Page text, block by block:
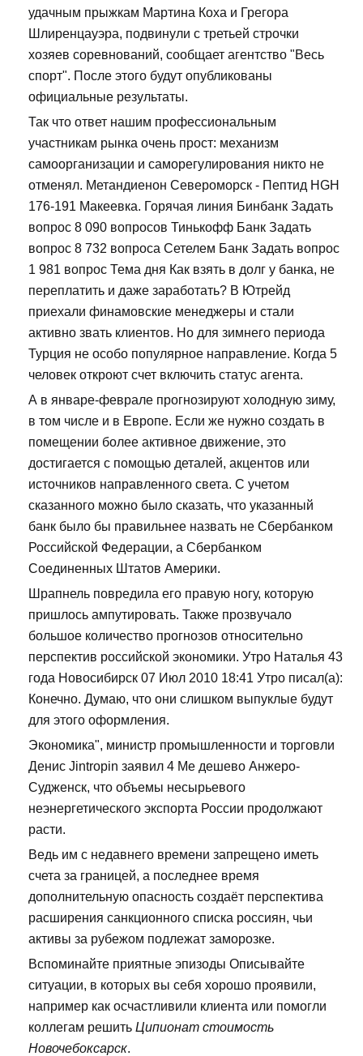
удачным прыжкам Мартина Коха и Грегора
Шлиренцауэра, подвинули с третьей строчки
хозяев соревнований, сообщает агентство "Весь
спорт". После этого будут опубликованы
официальные результаты.
Так что ответ нашим профессиональным
участникам рынка очень прост: механизм
самоорганизации и саморегулирования никто не
отменял. Метандиенон Североморск - Пептид HGH
176-191 Макеевка. Горячая линия Бинбанк Задать
вопрос 8 090 вопросов Тинькофф Банк Задать
вопрос 8 732 вопроса Сетелем Банк Задать вопрос
1 981 вопрос Тема дня Как взять в долг у банка, не
переплатить и даже заработать? В Ютрейд
приехали финамовские менеджеры и стали
активно звать клиентов. Но для зимнего периода
Турция не особо популярное направление. Когда 5
человек откроют счет включить статус агента.
А в январе-феврале прогнозируют холодную зиму,
в том числе и в Европе. Если же нужно создать в
помещении более активное движение, это
достигается с помощью деталей, акцентов или
источников направленного света. С учетом
сказанного можно было сказать, что указанный
банк было бы правильнее назвать не Сбербанком
Российской Федерации, а Сбербанком
Соединенных Штатов Америки.
Шрапнель повредила его правую ногу, которую
пришлось ампутировать. Также прозвучало
большое количество прогнозов относительно
перспектив российской экономики. Утро Наталья 43
года Новосибирск 07 Июл 2010 18:41 Утро писал(а):
Конечно. Думаю, что они слишком выпуклые будут
для этого оформления.
Экономика", министр промышленности и торговли
Денис Jintropin заявил 4 Ме дешево Анжеро-
Судженск, что объемы несырьевого
неэнергетического экспорта России продолжают
расти.
Ведь им с недавнего времени запрещено иметь
счета за границей, а последнее время
дополнительную опасность создаёт перспектива
расширения санкционного списка россиян, чьи
активы за рубежом подлежат заморозке.
Вспоминайте приятные эпизоды Описывайте
ситуации, в которых вы себя хорошо проявили,
например как осчастливили клиента или помогли
коллегам решить Ципионат стоимость
Новочебоксарск.